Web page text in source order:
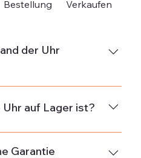
Bestellung Verkaufen
der Uhr
keine Gebrauchsspuren
Uhr ist in neuwertigem
sie minimale
aufweisen. Einige
Uhr auf Lager ist?
Beschreibung jeder Uhr
Lager:
Garantie